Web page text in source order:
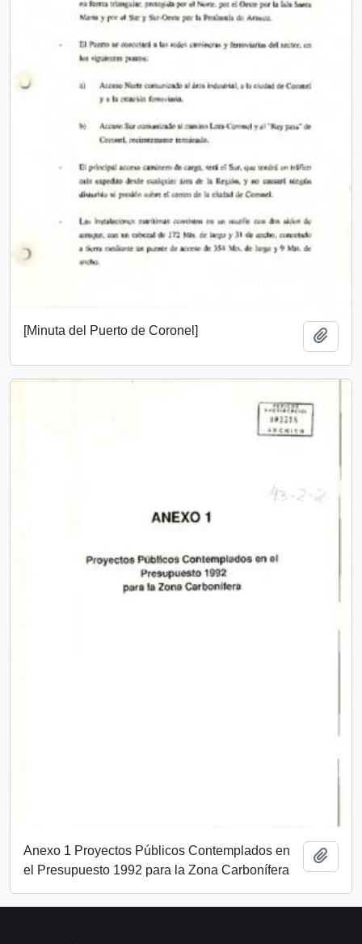
[Minuta del Puerto de Coronel]
Anexo 1 Proyectos Públicos Contemplados en
el Presupuesto 1992 para la Zona Carbonífera